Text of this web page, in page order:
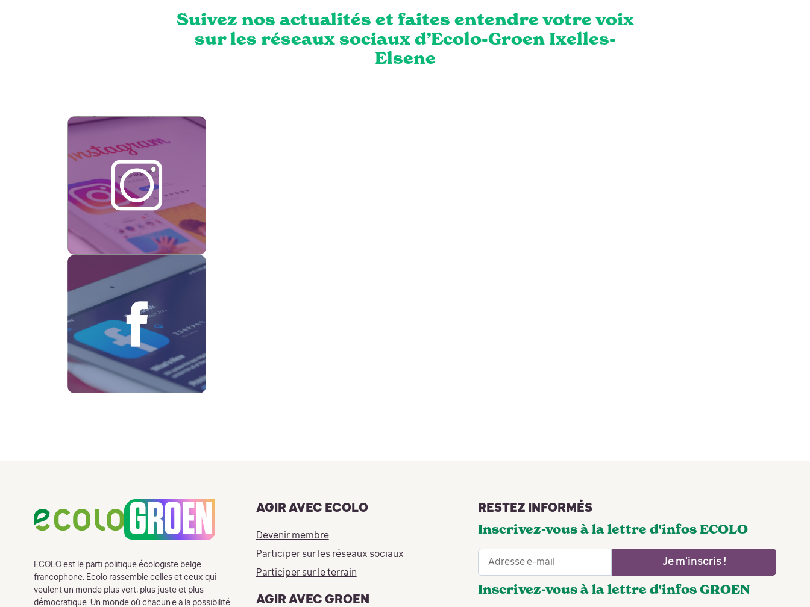
Suivez nos actualités et faites entendre votre voix
sur les réseaux sociaux d’Ecolo-Groen Ixelles-
Elsene
ECOLO est le parti politique écologiste belge
francophone. Ecolo rassemble celles et ceux qui
veulent un monde plus vert, plus juste et plus
démocratique. Un monde où chacun·e a la possibilité
AGIR AVEC ECOLO
Devenir membre
Participer sur les réseaux sociaux
Participer sur le terrain
AGIR AVEC GROEN
RESTEZ INFORMÉS
Inscrivez-vous à la lettre d'infos ECOLO
Je m'inscris !
Inscrivez-vous à la lettre d'infos GROEN